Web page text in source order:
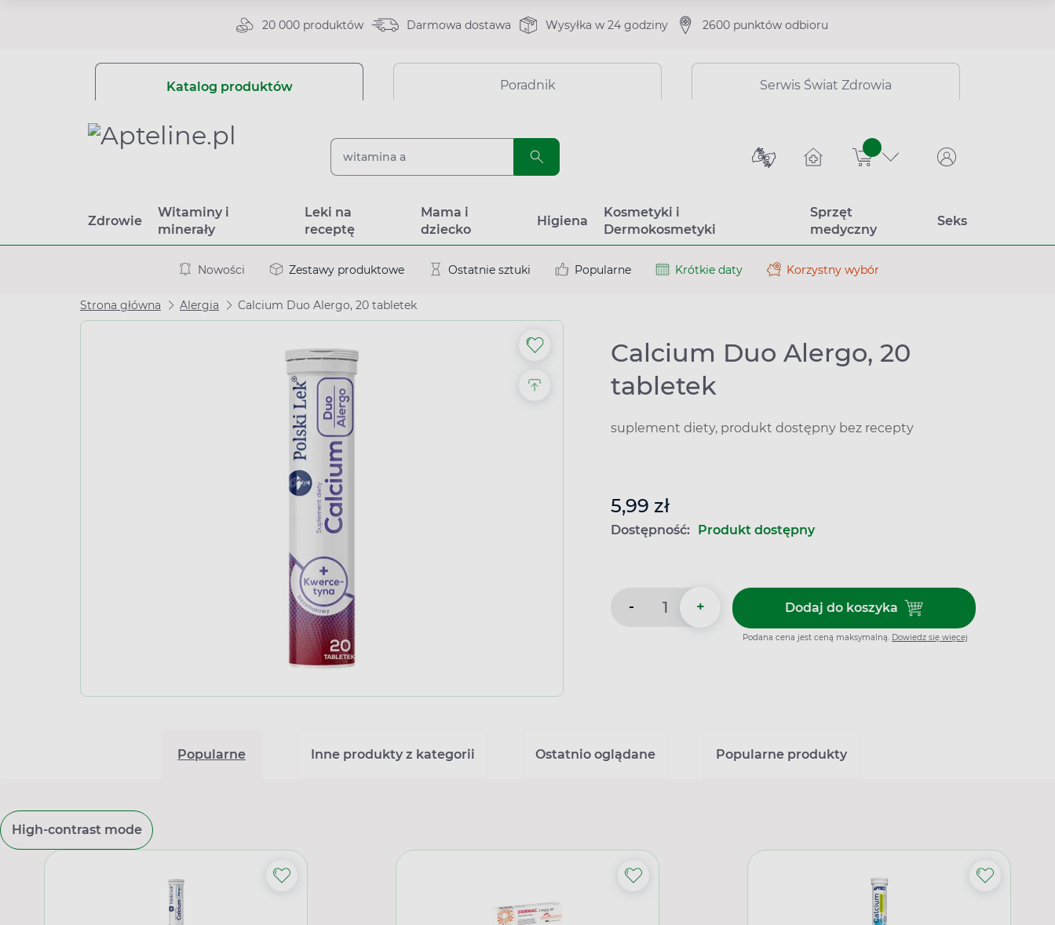
20 000 produktów Darmowa dostawa Wysyłka w 24 godziny 2600 punktów odbioru
Katalog produktów Poradnik Serwis Świat Zdrowia
sztuk
Zdrowie
Witaminy i
minerały
Leki na
receptę
Mama i
dziecko
Higiena
Kosmetyki i
Dermokosmetyki
Sprzęt
medyczny
Seks
Nowości Zestawy produktowe Ostatnie sztuki Popularne Krótkie daty Korzystny wybór
Strona główna Alergia Calcium Duo Alergo, 20 tabletek
Calcium Duo Alergo, 20
tabletek
suplement diety, produkt dostępny bez recepty
5,99 zł
Dostępność: Produkt dostępny
- + Dodaj do koszykaDodaj do koszyka Calcium
Podana cena jest ceną maksymalną. Dowiedz się więcej
Popularne Inne produkty z kategorii Ostatnio oglądane Popularne produkty
High-contrast mode